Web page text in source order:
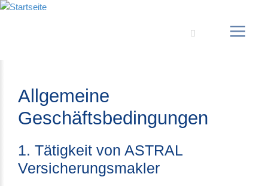
Allgemeine
Geschäftsbedingungen
1. Tätigkeit von ASTRAL
Versicherungsmakler